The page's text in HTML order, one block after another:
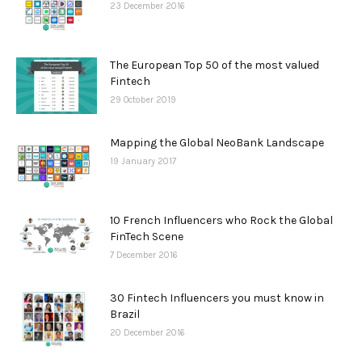
23 December 2016
The European Top 50 of the most valued
Fintech
29 October 2019
Mapping the Global NeoBank Landscape
19 January 2017
10 French Influencers who Rock the Global
FinTech Scene
7 December 2016
30 Fintech Influencers you must know in
Brazil
20 December 2016